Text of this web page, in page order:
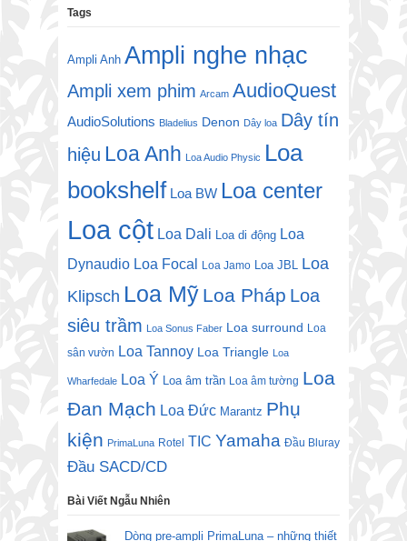
Tags
Ampli Anh Ampli nghe nhạc
Ampli xem phim Arcam AudioQuest
AudioSolutions Bladelius Denon Dây loa Dây tín
hiệu Loa Anh Loa Audio Physic Loa
bookshelf Loa BW Loa center
Loa cột Loa Dali Loa di động Loa
Dynaudio Loa Focal Loa Jamo Loa JBL Loa
Klipsch Loa Mỹ Loa Pháp Loa
siêu trầm
Loa Sonus Faber Loa surround Loa
sân vườn Loa Tannoy Loa Triangle Loa
Wharfedale Loa Ý Loa âm trần Loa âm tường Loa
Đan Mạch Loa Đức Marantz Phụ
kiện PrimaLuna Rotel TIC Yamaha Đầu Bluray
Đầu SACD/CD
Bài Viết Ngẫu Nhiên
Dòng pre-ampli PrimaLuna – những thiết